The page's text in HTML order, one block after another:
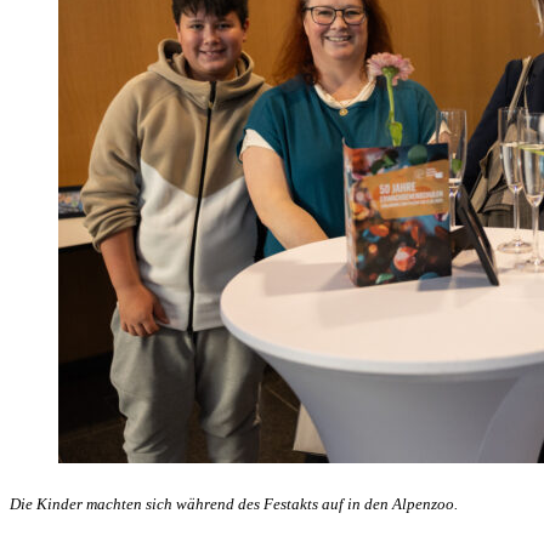
Die Kinder machten sich während des Festakts auf in den Alpenzoo.